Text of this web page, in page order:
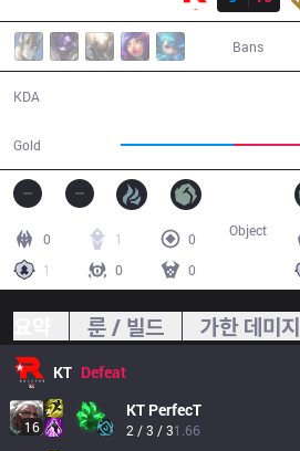
Bans
KDA
Gold
0 1
0
1
0 0
Object
룬 / 빌드 가한 데미지
KT Defeat
16
KT PerfecT
2 / 3 / 31.66